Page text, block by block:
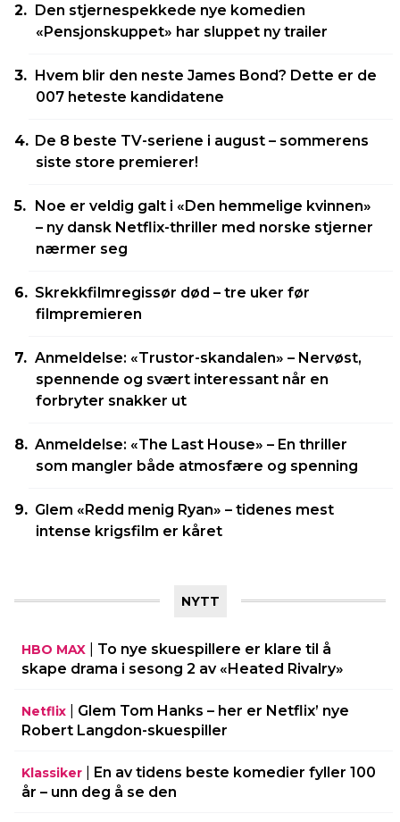
Den stjernespekkede nye komedien
«Pensjonskuppet» har sluppet ny trailer
Hvem blir den neste James Bond? Dette er de
007 heteste kandidatene
De 8 beste TV-seriene i august – sommerens
siste store premierer!
Noe er veldig galt i «Den hemmelige kvinnen»
– ny dansk Netflix-thriller med norske stjerner
nærmer seg
Skrekkfilmregissør død – tre uker før
filmpremieren
Anmeldelse: «Trustor-skandalen» – Nervøst,
spennende og svært interessant når en
forbryter snakker ut
Anmeldelse: «The Last House» – En thriller
som mangler både atmosfære og spenning
Glem «Redd menig Ryan» – tidenes mest
intense krigsfilm er kåret
NYTT
HBO MAX
To nye skuespillere er klare til å
skape drama i sesong 2 av «Heated Rivalry»
Netflix
Glem Tom Hanks – her er Netflix’ nye
Robert Langdon-skuespiller
Klassiker
En av tidens beste komedier fyller 100
år – unn deg å se den